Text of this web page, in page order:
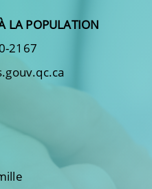
LA POPULATION
2167